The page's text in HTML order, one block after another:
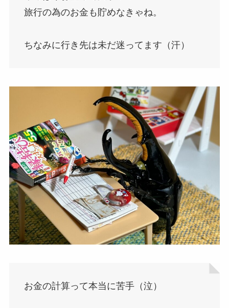
旅行の為のお金も貯めなきゃね。
ちなみに行き先は未だ迷ってます（汗）
お金の計算って本当に苦手（泣）